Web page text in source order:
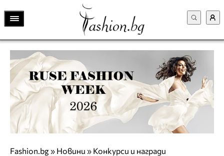
Fashion.bg» Новини » Конкурси и награди